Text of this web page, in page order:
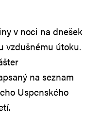
v noci na dnešek
vzdušnému útoku.
na seznam
Uspenského